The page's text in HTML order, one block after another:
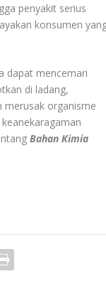
penyakit serius
konsumen
dapat mencemari
di ladang,
merusak organisme
Bahan Kimia